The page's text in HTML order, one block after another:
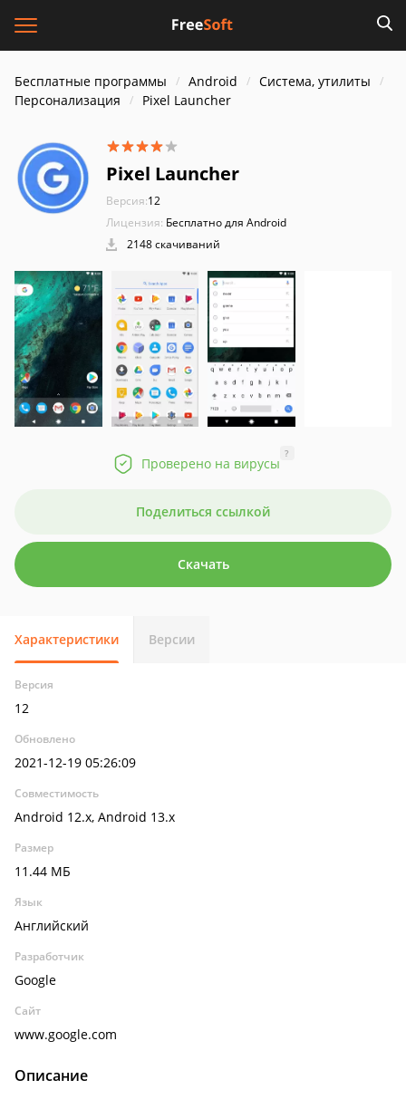
Бесплатные программы Android
Система, утилиты
Персонализация
Pixel Launcher
Pixel Launcher
Версия:12
Лицензия: Бесплатно для Android
2148 скачиваний
Проверено на вирусы
?
Поделиться ссылкой
Скачать
Характеристики Версии
Версия
12
Обновлено
2021-12-19 05:26:09
Совместимость
Android 12.x, Android 13.x
Размер
11.44 МБ
Язык
Английский
Разработчик
Google
Сайт
www.google.com
Описание